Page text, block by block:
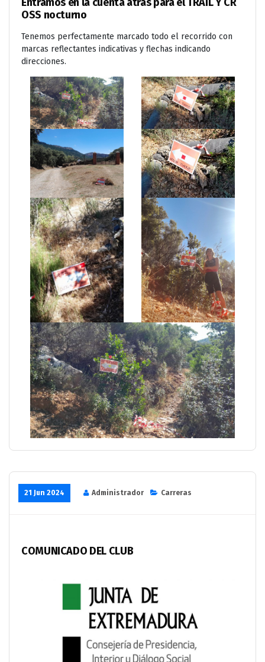
OSS nocturno
Tenemos perfectamente marcado todo el recorrido con
marcas reflectantes indicativas y flechas indicando
direcciones.
21 Jun 2024 Administrador Carreras
COMUNICADO DEL CLUB